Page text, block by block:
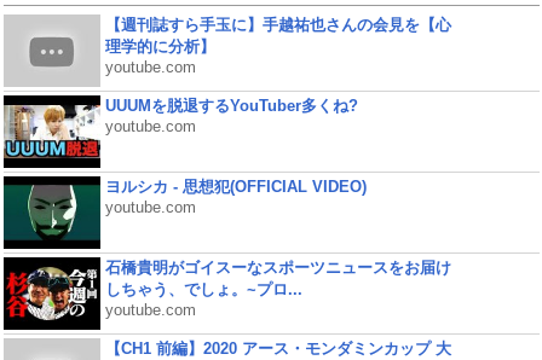
【週刊誌すら手玉に】手越祐也さんの会見を【心
理学的に分析】
youtube.com
UUUMを脱退するYouTuber多くね?
youtube.com
ヨルシカ - 思想犯(OFFICIAL VIDEO)
youtube.com
石橋貴明がゴイスーなスポーツニュースをお届け
しちゃう、でしょ。~プロ...
youtube.com
【CH1 前編】2020 アース・モンダミンカップ 大